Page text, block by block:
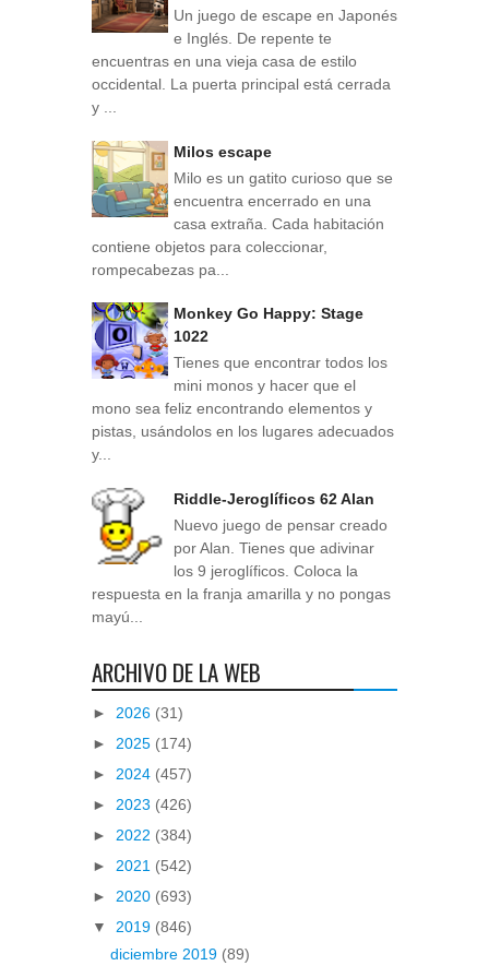
Un juego de escape en Japonés
e Inglés. De repente te
encuentras en una vieja casa de estilo
occidental. La puerta principal está cerrada
y ...
Milos escape
Milo es un gatito curioso que se
encuentra encerrado en una
casa extraña. Cada habitación
contiene objetos para coleccionar,
rompecabezas pa...
Monkey Go Happy: Stage
1022
Tienes que encontrar todos los
mini monos y hacer que el
mono sea feliz encontrando elementos y
pistas, usándolos en los lugares adecuados
y...
Riddle-Jeroglíficos 62 Alan
Nuevo juego de pensar creado
por Alan. Tienes que adivinar
los 9 jeroglíficos. Coloca la
respuesta en la franja amarilla y no pongas
mayú...
ARCHIVO DE LA WEB
► 2026 (31)
► 2025 (174)
► 2024 (457)
► 2023 (426)
► 2022 (384)
► 2021 (542)
► 2020 (693)
▼ 2019 (846)
diciembre 2019 (89)